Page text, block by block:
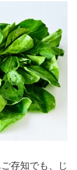
存知でも、じ